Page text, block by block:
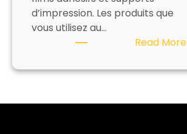
d’impression. Les produits que
vous utilisez au…
Read More: